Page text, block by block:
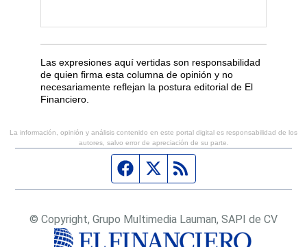
Las expresiones aquí vertidas son responsabilidad
de quien firma esta columna de opinión y no
necesariamente reflejan la postura editorial de El
Financiero.
La información, opinión y análisis contenido en este portal digital es responsabilidad de los
autores, salvo error de apreciación de su parte.
Página de Facebook
Fuente Twitter
© Copyright, Grupo Multimedia Lauman, SAPI de CV